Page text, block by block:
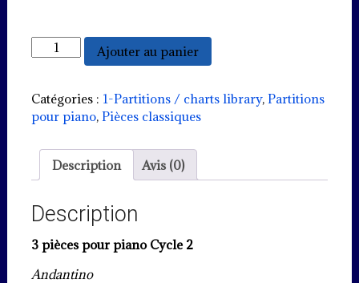
quantité
de
Pièces
pour
cycle
Ajouter au panier
Catégories : 1-Partitions / charts library, Partitions
pour piano, Pièces classiques
Description Avis (0)
Description
3 pièces pour piano Cycle 2
Andantino